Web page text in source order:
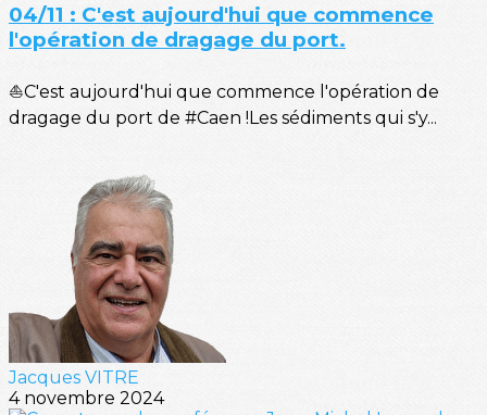
04/11 : C'est aujourd'hui que commence
l'opération de dragage du port.
⛵C'est aujourd'hui que commence l'opération de
dragage du port de #Caen !Les sédiments qui s'y...
Jacques VITRE
4 novembre 2024